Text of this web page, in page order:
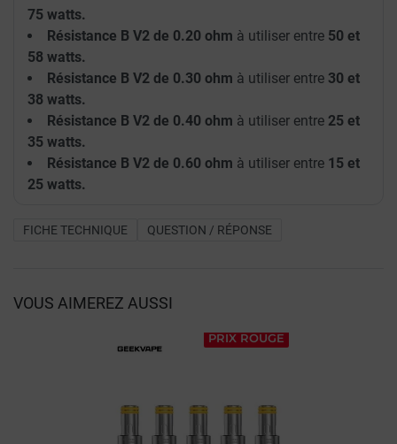
75 watts.
Résistance B V2 de 0.20 ohm à utiliser entre 50 et
58 watts.
Résistance B V2 de 0.30 ohm à utiliser entre 30 et
38 watts.
Résistance B V2 de 0.40 ohm à utiliser entre 25 et
35 watts.
Résistance B V2 de 0.60 ohm à utiliser entre 15 et
25 watts.
FICHE TECHNIQUE QUESTION / RÉPONSE
VOUS AIMEREZ AUSSI
PRIX ROUGE